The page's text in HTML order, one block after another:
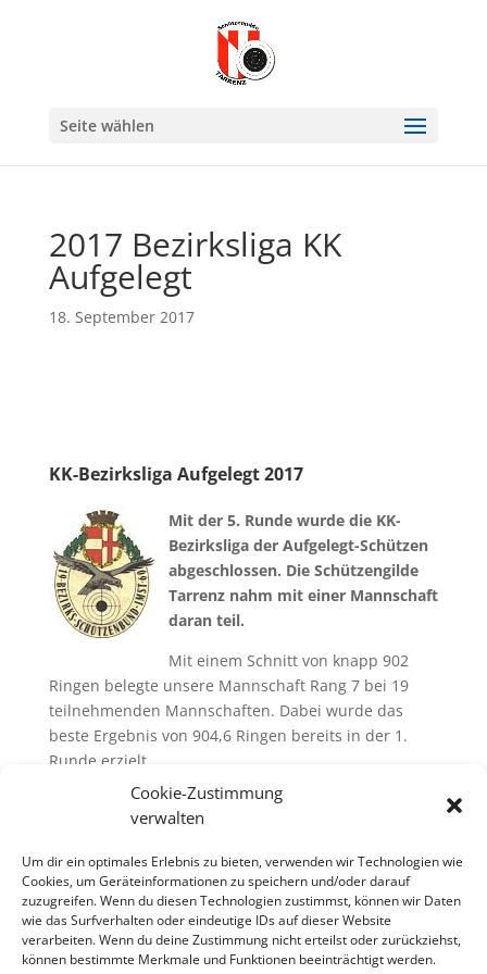
Cookie-Zustimmung
verwalten
Um dir ein optimales Erlebnis zu bieten, verwenden wir Technologien wie
Cookies, um Geräteinformationen zu speichern und/oder darauf
zuzugreifen. Wenn du diesen Technologien zustimmst, können wir Daten
wie das Surfverhalten oder eindeutige IDs auf dieser Website
verarbeiten. Wenn du deine Zustimmung nicht erteilst oder zurückziehst,
können bestimmte Merkmale und Funktionen beeinträchtigt werden.
Seite wählen
2017 Bezirksliga KK
Aufgelegt
18. September 2017
KK-Bezirksliga Aufgelegt 2017
Mit der 5. Runde wurde die KK-
Bezirksliga der Aufgelegt-Schützen
abgeschlossen. Die Schützengilde
Tarrenz nahm mit einer Mannschaft
daran teil.
Mit einem Schnitt von knapp 902
Ringen belegte unsere Mannschaft Rang 7 bei 19
teilnehmenden Mannschaften. Dabei wurde das
beste Ergebnis von 904,6 Ringen bereits in der 1.
Runde erzielt.
Bester Tarrenzer Schütze war einmal mehr
mit einem Schnitt von 303,7 Ringen (13. Rang,
Schnitt 300,5 (20. Rang / Top 304,5) undMatthias
Stricker, Schnitt 297,8 (26. Rang / Top 302,4).
Ergebnisliste KK-Bezirksliga Aufgelegt 2017